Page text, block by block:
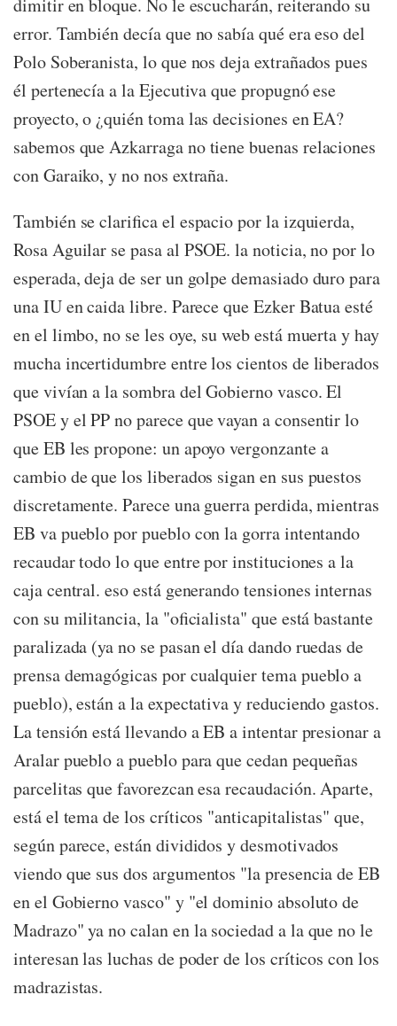
dimitir en bloque. No le escucharán, reiterando su
error. También decía que no sabía qué era eso del
Polo Soberanista, lo que nos deja extrañados pues
él pertenecía a la Ejecutiva que propugnó ese
proyecto, o ¿quién toma las decisiones en EA?
sabemos que Azkarraga no tiene buenas relaciones
con Garaiko, y no nos extraña.
También se clarifica el espacio por la izquierda,
Rosa Aguilar se pasa al PSOE. la noticia, no por lo
esperada, deja de ser un golpe demasiado duro para
una IU en caida libre. Parece que Ezker Batua esté
en el limbo, no se les oye, su web está muerta y hay
mucha incertidumbre entre los cientos de liberados
que vivían a la sombra del Gobierno vasco. El
PSOE y el PP no parece que vayan a consentir lo
que EB les propone: un apoyo vergonzante a
cambio de que los liberados sigan en sus puestos
discretamente. Parece una guerra perdida, mientras
EB va pueblo por pueblo con la gorra intentando
recaudar todo lo que entre por instituciones a la
caja central. eso está generando tensiones internas
con su militancia, la "oficialista" que está bastante
paralizada (ya no se pasan el día dando ruedas de
prensa demagógicas por cualquier tema pueblo a
pueblo), están a la expectativa y reduciendo gastos.
La tensión está llevando a EB a intentar presionar a
Aralar pueblo a pueblo para que cedan pequeñas
parcelitas que favorezcan esa recaudación. Aparte,
está el tema de los críticos "anticapitalistas" que,
según parece, están divididos y desmotivados
viendo que sus dos argumentos "la presencia de EB
en el Gobierno vasco" y "el dominio absoluto de
Madrazo" ya no calan en la sociedad a la que no le
interesan las luchas de poder de los críticos con los
madrazistas.